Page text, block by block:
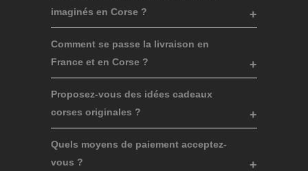
imaginés en Corse ?
Comment se passe la livraison en
France et en Corse ?
Proposez-vous des idées cadeaux
corses originales ?
Quels moyens de paiement acceptez-
vous ?